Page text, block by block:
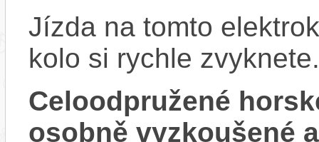
Jízda na tomto
kolo si rychle zvyknete.
Celoodpružené
osobně vyzkoušené